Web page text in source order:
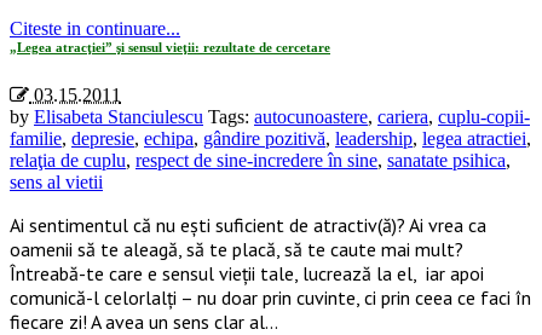
Citeste in continuare...
„Legea atracţiei” şi sensul vieţii: rezultate de cercetare
03.15.2011
by Elisabeta Stanciulescu Tags: autocunoastere, cariera, cuplu-copii-
familie, depresie, echipa, gândire pozitivă, leadership, legea atractiei,
relaţia de cuplu, respect de sine-incredere în sine, sanatate psihica,
sens al vietii
Ai sentimentul că nu eşti suficient de atractiv(ă)? Ai vrea ca
oamenii să te aleagă, să te placă, să te caute mai mult?
Întreabă-te care e sensul vieţii tale, lucrează la el, iar apoi
comunică-l celorlalţi – nu doar prin cuvinte, ci prin ceea ce faci în
fiecare zi! A avea un sens clar al…